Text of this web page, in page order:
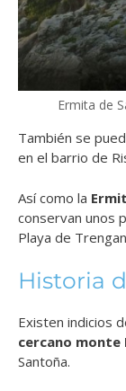
Ermita de
También se
en el barrio de
Así como la
conservan unos
Playa de
Historia
Existen indicios
cercano monte
Santoña.